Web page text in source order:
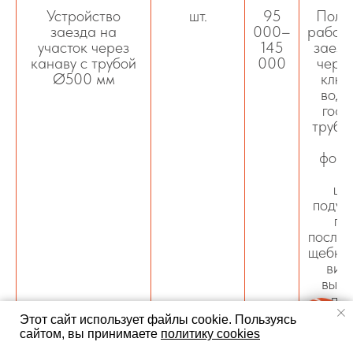
Устройство
заезда на
участок через
канаву с трубой
Ø500 мм
шт.
95
000–
145
000
работ
Этот сайт использует файлы cookie. Пользуясь
сайтом, вы принимаете политику cookies